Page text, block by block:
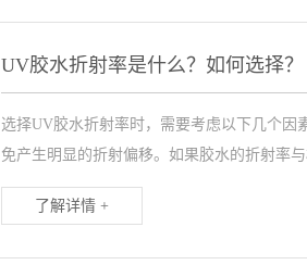
UV胶水折射率是什么？如何选择？
选择UV胶水折射率时，需要考虑以下几个
免产生明显的折射偏移。如果胶水的折射率
了解详情 +